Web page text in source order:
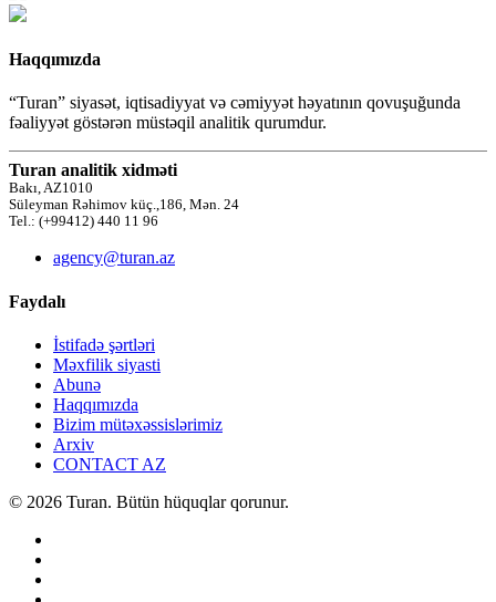
Haqqımızda
“Turan” siyasət, iqtisadiyyat və cəmiyyət həyatının qovuşuğunda
fəaliyyət göstərən müstəqil analitik qurumdur.
Turan analitik xidməti
Bakı, AZ1010
Süleyman Rəhimov küç.,186, Mən. 24
Tel.: (+99412) 440 11 96
agency@turan.az
Faydalı
İstifadə şərtləri
Məxfilik siyasti
Abunə
Haqqımızda
Bizim mütəxəssislərimiz
Arxiv
CONTACT AZ
© 2026 Turan. Bütün hüquqlar qorunur.